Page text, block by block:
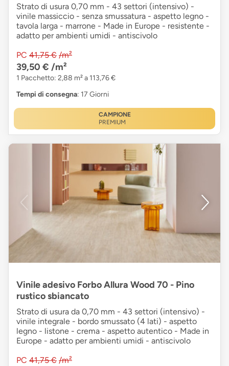
Strato di usura 0,70 mm - 43 settori (intensivo) -
vinile massiccio - senza smussatura - aspetto legno -
tavola larga - marrone - Made in Europe - resistente -
adatto per ambienti umidi - antiscivolo
PC 41,75 € /m²
39,50 € /m²
1 Pacchetto: 2,88 m² a 113,76 €
Tempi di consegna: 17 Giorni
CAMPIONE
PREMIUM
Vinile adesivo Forbo Allura Wood 70 - Pino
rustico sbiancato
Strato di usura da 0,70 mm - 43 settori (intensivo) -
vinile integrale - bordo smussato (4 lati) - aspetto
legno - listone - crema - aspetto autentico - Made in
Europe - adatto per ambienti umidi - antiscivolo
PC 41,75 € /m²